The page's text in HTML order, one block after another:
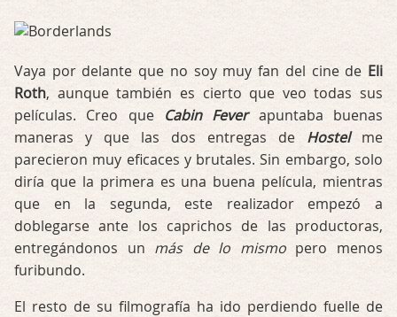
Vaya por delante que no soy muy fan del cine de Eli
Roth, aunque también es cierto que veo todas sus
películas. Creo que Cabin Feverapuntaba buenas
maneras y que las dos entregas de Hostelme
parecieron muy eficaces y brutales. Sin embargo, solo
diría que la primera es una buena película, mientras
que en la segunda, este realizador empezó a
doblegarse ante los caprichos de las productoras,
entregándonos un más de lo mismopero menos
furibundo.
El resto de su filmografía ha ido perdiendo fuelle de